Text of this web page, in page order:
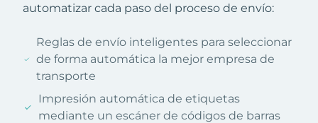
automatizar cada paso del proceso de envío:
Reglas de envío inteligentes para seleccionar
de forma automática la mejor empresa de
transporte
Impresión automática de etiquetas
mediante un escáner de códigos de barras